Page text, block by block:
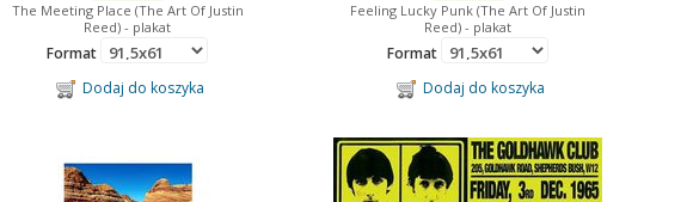
The Meeting Place (The Art Of Justin
Reed) - plakat
Format
Dodaj do koszyka
Feeling Lucky Punk (The Art Of Justin
Reed) - plakat
Format
Dodaj do koszyka